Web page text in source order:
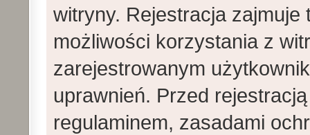
witryny. Rejestracja
możliwości korzystania z
zarejestrowanym
uprawnień. Przed
regulaminem, zasadami